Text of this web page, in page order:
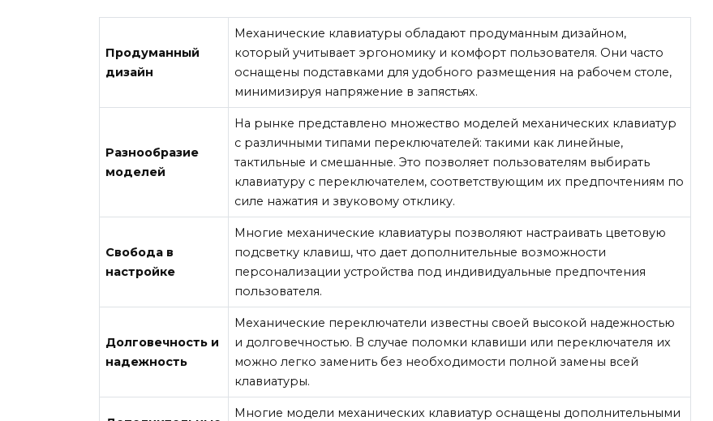
Продуманный
дизайн
Механические клавиатуры обладают продуманным дизайном,
который учитывает эргономику и комфорт пользователя. Они часто
оснащены подставками для удобного размещения на рабочем столе,
минимизируя напряжение в запястьях.
Разнообразие
моделей
На рынке представлено множество моделей механических клавиатур
с различными типами переключателей: такими как линейные,
тактильные и смешанные. Это позволяет пользователям выбирать
клавиатуру с переключателем, соответствующим их предпочтениям по
силе нажатия и звуковому отклику.
Свобода в
настройке
Многие механические клавиатуры позволяют настраивать цветовую
подсветку клавиш, что дает дополнительные возможности
персонализации устройства под индивидуальные предпочтения
пользователя.
Долговечность и
надежность
Механические переключатели известны своей высокой надежностью
и долговечностью. В случае поломки клавиши или переключателя их
можно легко заменить без необходимости полной замены всей
клавиатуры.
Многие модели механических клавиатур оснащены дополнительными